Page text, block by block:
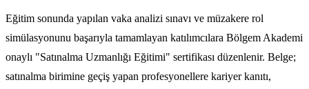
Eğitim sonunda yapılan vaka analizi sınavı ve müzakere rol
simülasyonunu başarıyla tamamlayan katılımcılara Bölgem Akademi
onaylı "Satınalma Uzmanlığı Eğitimi" sertifikası düzenlenir. Belge;
satınalma birimine geçiş yapan profesyonellere kariyer kanıtı,